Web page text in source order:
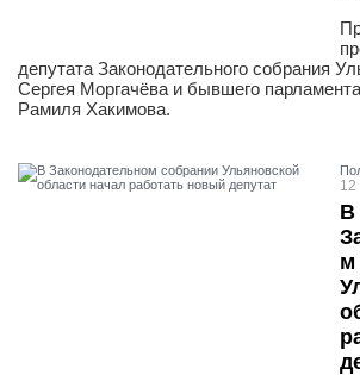
депутата Законодательного собрания
Сергея Моргачёва и бывшего
Рамиля Хакимова.
12
В
м